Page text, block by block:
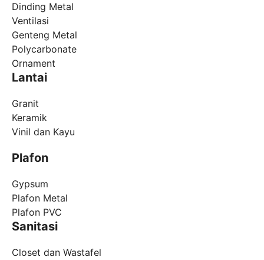
Dinding Metal
Ventilasi
Genteng Metal
Polycarbonate
Ornament
Lantai
Granit
Keramik
Vinil dan Kayu
Plafon
Gypsum
Plafon Metal
Plafon PVC
Sanitasi
Closet dan Wastafel